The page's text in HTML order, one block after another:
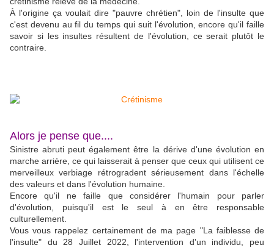
À l'origine ça voulait dire "pauvre chrétien", loin de l'insulte que
c'est devenu au fil du temps qui suit l'évolution, encore qu'il faille
savoir si les insultes résultent de l'évolution, ce serait plutôt le
contraire.
Alors je pense que....
Sinistre abruti peut également être la dérive d'une évolution en
marche arrière, ce qui laisserait à penser que ceux qui utilisent ce
merveilleux verbiage rétrogradent sérieusement dans l'échelle
des valeurs et dans l'évolution humaine.
Encore qu'il ne faille que considérer l'humain pour parler
d'évolution, puisqu'il est le seul à en être responsable
culturellement.
Vous vous rappelez certainement de ma page "La faiblesse de
l'insulte" du 28 Juillet 2022, l'intervention d'un individu, peu